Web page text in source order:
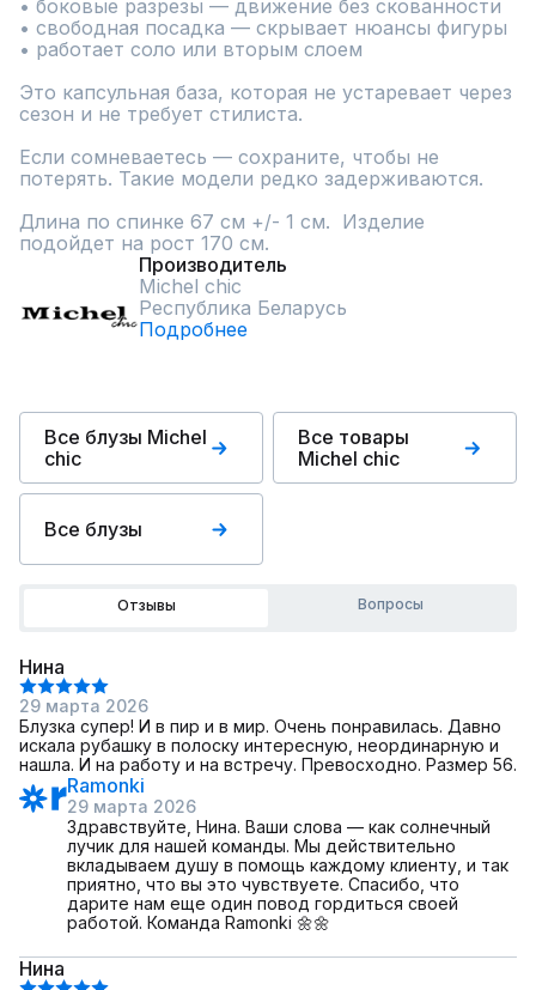
• боковые разрезы — движение без скованности
• свободная посадка — скрывает нюансы фигуры
• работает соло или вторым слоем
Это капсульная база, которая не устаревает через
сезон и не требует стилиста.
Если сомневаетесь — сохраните, чтобы не
потерять. Такие модели редко задерживаются.
Длина по спинке 67 см +/- 1 см.  Изделие
подойдет на рост 170 см.
Производитель
Michel chic
Республика Беларусь
Подробнее
Все блузы Michel
chic
Все товары
Michel chic
Все блузы
Отзывы Вопросы
Нина
29 марта 2026
Блузка супер! И в пир и в мир. Очень понравилась. Давно
искала рубашку в полоску интересную, неординарную и
нашла. И на работу и на встречу. Превосходно. Размер 56.
Ramonki
29 марта 2026
Здравствуйте, Нина. Ваши слова — как солнечный
лучик для нашей команды. Мы действительно
вкладываем душу в помощь каждому клиенту, и так
приятно, что вы это чувствуете. Спасибо, что
дарите нам еще один повод гордиться своей
работой. Команда Ramonki 🌼🌼
Нина